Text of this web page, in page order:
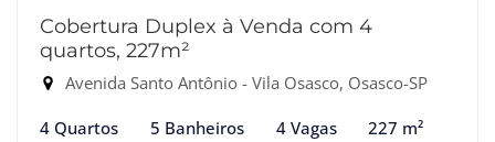
Cobertura Duplex à Venda com 4
quartos, 227m²
Avenida Santo Antônio - Vila Osasco, Osasco-SP
4 Quartos 5 Banheiros 4 Vagas 227 m²